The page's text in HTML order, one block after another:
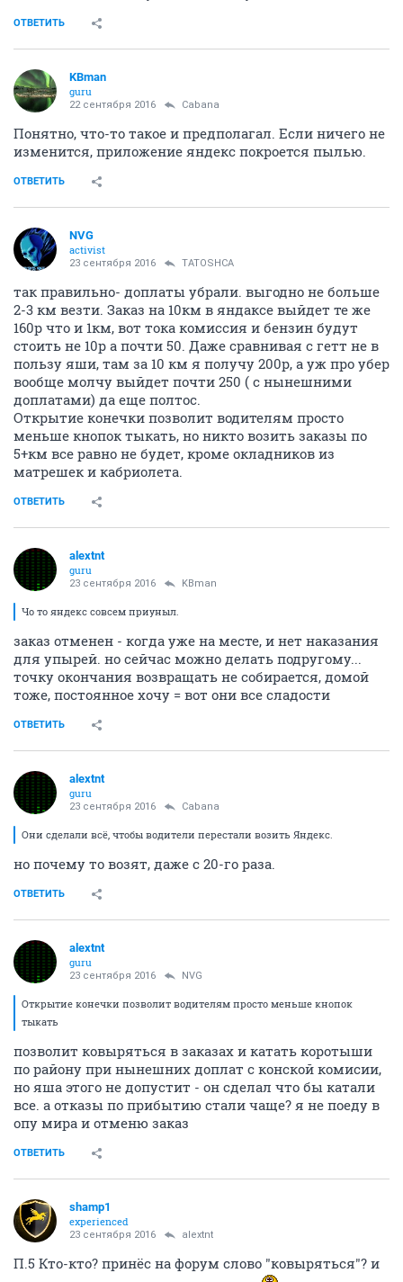
ОТВЕТИТЬ
KBman
guru
22 сентября 2016 Cabana
Понятно, что-то такое и предполагал. Если ничего не
изменится, приложение яндекс покроется пылью.
ОТВЕТИТЬ
NVG
activist
23 сентября 2016 TATOSHCA
так правильно- доплаты убрали. выгодно не больше
2-3 км везти. Заказ на 10км в яндаксе выйдет те же
160р что и 1км, вот тока комиссия и бензин будут
стоить не 10р а почти 50. Даже сравнивая с гетт не в
пользу яши, там за 10 км я получу 200р, а уж про убер
вообще молчу выйдет почти 250 ( с нынешними
доплатами) да еще полтос.
Открытие конечки позволит водителям просто
меньше кнопок тыкать, но никто возить заказы по
5+км все равно не будет, кроме окладников из
матрешек и кабриолета.
ОТВЕТИТЬ
alextnt
guru
23 сентября 2016 KBman
Чо то яндекс совсем приуныл.
заказ отменен - когда уже на месте, и нет наказания
для упырей. но сейчас можно делать подругому...
точку окончания возвращать не собирается, домой
тоже, постоянное хочу = вот они все сладости
ОТВЕТИТЬ
alextnt
guru
23 сентября 2016 Cabana
Они сделали всё, чтобы водители перестали возить Яндекс.
но почему то возят, даже с 20-го раза.
ОТВЕТИТЬ
alextnt
guru
23 сентября 2016 NVG
Открытие конечки позволит водителям просто меньше кнопок
тыкать
позволит ковыряться в заказах и катать коротыши
по району при нынешних доплат с конской комисии,
но яша этого не допустит - он сделал что бы катали
все. а отказы по прибытию стали чаще? я не поеду в
опу мира и отменю заказ
ОТВЕТИТЬ
shamp1
experienced
23 сентября 2016 alextnt
П.5 Кто-кто? принёс на форум слово "ковыряться"? и